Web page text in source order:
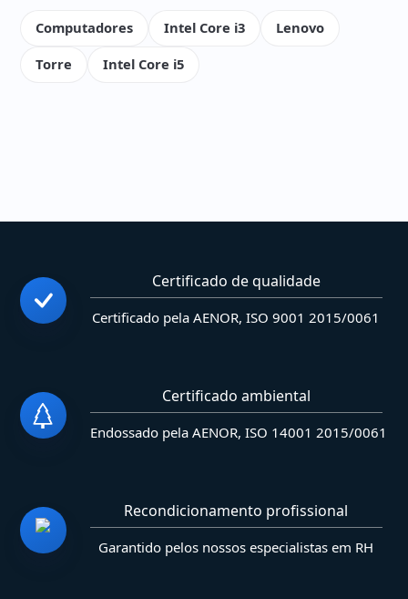
Computadores Intel Core i3
Lenovo
Torre
Intel Core i5
Certificado de qualidade
Certificado pela AENOR, ISO 9001 2015/0061
Certificado ambiental
Endossado pela AENOR, ISO 14001 2015/0061
Recondicionamento profissional
Garantido pelos nossos especialistas em RH